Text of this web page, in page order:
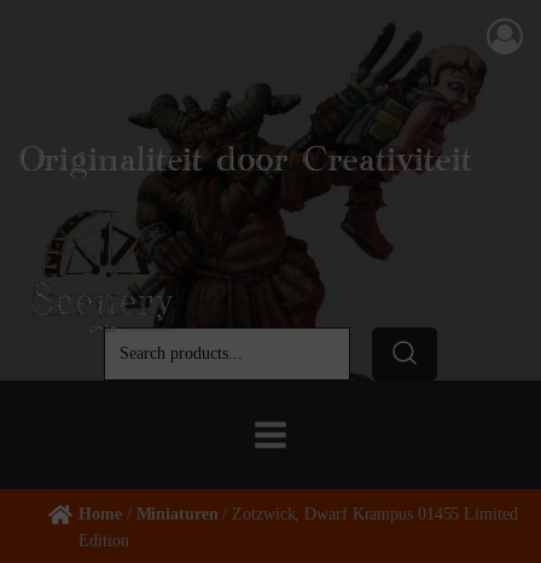
Originaliteit door Creativiteit
Home/ Miniaturen / Zotzwick, Dwarf Krampus 01455 Limited
Edition